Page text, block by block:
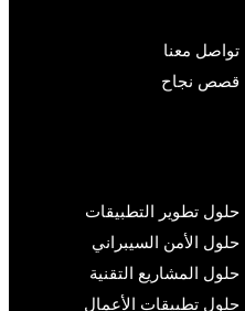
تواصل معنا
قصص نجاح
حلول تطوير التطبيقات
حلول الأمن السيبراني
حلول المشاريع التقنية
حلول تطبيقات الأعمال